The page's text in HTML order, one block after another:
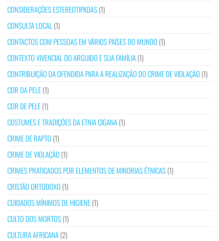
CONSIDERAÇÕES ESTEREOTIPADAS(1)
CONSULTA LOCAL (1)
CONTACTOS COM PESSOAS EM VÁRIOS PAÍSES DO MUNDO (1)
CONTEXTO VIVENCIAL DO ARGUIDO E SUA FAMÍLIA(1)
CONTRIBUIÇÃO DA OFENDIDA PARA A REALIZAÇÃO DO CRIME DE VIOLAÇÃO (1)
COR DA PELE(1)
COR DE PELE(1)
COSTUMES E TRADIÇÕES DA ETNIA CIGANA(1)
CRIME DE RAPTO (1)
CRIME DE VIOLAÇÃO (1)
CRIMES PRATICADOS POR ELEMENTOS DE MINORIAS ÉTNICAS(1)
CRISTÃO ORTODOXO (1)
CUIDADOS MÍNIMOS DE HIGIENE(1)
CULTO DOS MORTOS(1)
CULTURA AFRICANA(2)